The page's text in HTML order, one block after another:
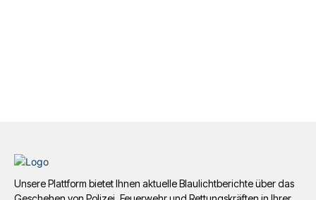
Unsere Plattform bietet Ihnen aktuelle Blaulichtberichte über das